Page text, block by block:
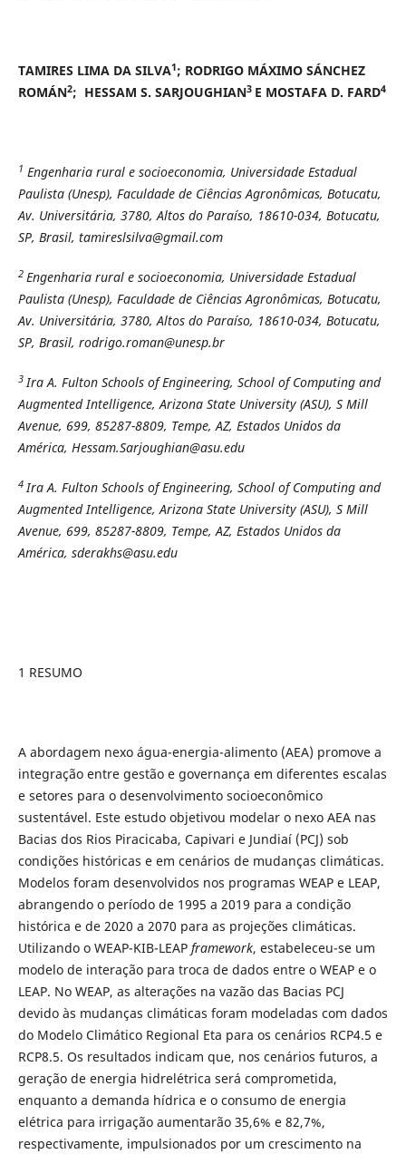
TAMIRES LIMA DA SILVA1; RODRIGO MÁXIMO SÁNCHEZ
ROMÁN2; HESSAM S. SARJOUGHIAN3 E MOSTAFA D. FARD4
1 Engenharia rural e socioeconomia, Universidade Estadual
Paulista (Unesp), Faculdade de Ciências Agronômicas, Botucatu,
Av. Universitária, 3780, Altos do Paraíso, 18610-034, Botucatu,
SP, Brasil, tamireslsilva@gmail.com
2 Engenharia rural e socioeconomia, Universidade Estadual
Paulista (Unesp), Faculdade de Ciências Agronômicas, Botucatu,
Av. Universitária, 3780, Altos do Paraíso, 18610-034, Botucatu,
SP, Brasil, rodrigo.roman@unesp.br
3 Ira A. Fulton Schools of Engineering, School of Computing and
Augmented Intelligence, Arizona State University (ASU), S Mill
Avenue, 699, 85287-8809, Tempe, AZ, Estados Unidos da
América, Hessam.Sarjoughian@asu.edu
4 Ira A. Fulton Schools of Engineering, School of Computing and
Augmented Intelligence, Arizona State University (ASU), S Mill
Avenue, 699, 85287-8809, Tempe, AZ, Estados Unidos da
América, sderakhs@asu.edu
1 RESUMO
A abordagem nexo água-energia-alimento (AEA) promove a
integração entre gestão e governança em diferentes escalas
e setores para o desenvolvimento socioeconômico
sustentável. Este estudo objetivou modelar o nexo AEA nas
Bacias dos Rios Piracicaba, Capivari e Jundiaí (PCJ) sob
condições históricas e em cenários de mudanças climáticas.
Modelos foram desenvolvidos nos programas WEAP e LEAP,
abrangendo o período de 1995 a 2019 para a condição
histórica e de 2020 a 2070 para as projeções climáticas.
Utilizando o WEAP-KIB-LEAP framework, estabeleceu-se um
modelo de interação para troca de dados entre o WEAP e o
LEAP. No WEAP, as alterações na vazão das Bacias PCJ
devido às mudanças climáticas foram modeladas com dados
do Modelo Climático Regional Eta para os cenários RCP4.5 e
RCP8.5. Os resultados indicam que, nos cenários futuros, a
geração de energia hidrelétrica será comprometida,
enquanto a demanda hídrica e o consumo de energia
elétrica para irrigação aumentarão 35,6% e 82,7%,
respectivamente, impulsionados por um crescimento na